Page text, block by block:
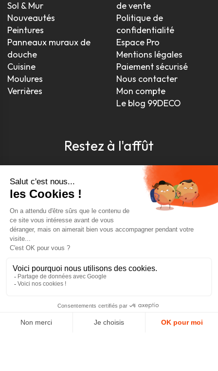
Sol & Mur
Nouveautés
Peintures
Panneaux muraux de
douche
Cuisine
Moulures
Verrières
de vente
Politique de
confidentialité
Espace Pro
Mentions légales
Paiement sécurisé
Nous contacter
Mon compte
Le blog 99DECO
Restez à l'affût
Pour être toujours au courant, inscrivez-vous à
notre newsletter
J'accepte les conditions générales et la politique de
AVIS VÉRIFIÉS